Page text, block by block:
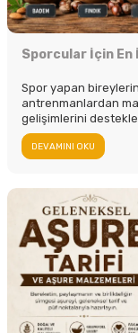
Sporcular İçin En
Spor yapan
antrenmanlardan
gelişimlerini
önem taşır.
DEVAMINI OKU